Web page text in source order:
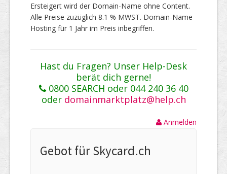
Ersteigert wird der Domain-Name ohne Content.
Alle Preise zuzüglich 8.1 % MWST. Domain-Name
Hosting für 1 Jahr im Preis inbegriffen.
Hast du Fragen? Unser Help-Desk
berät dich gerne!
0800 SEARCH oder 044 240 36 40
oder domainmarktplatz@help.ch
Anmelden
Gebot für Skycard.ch